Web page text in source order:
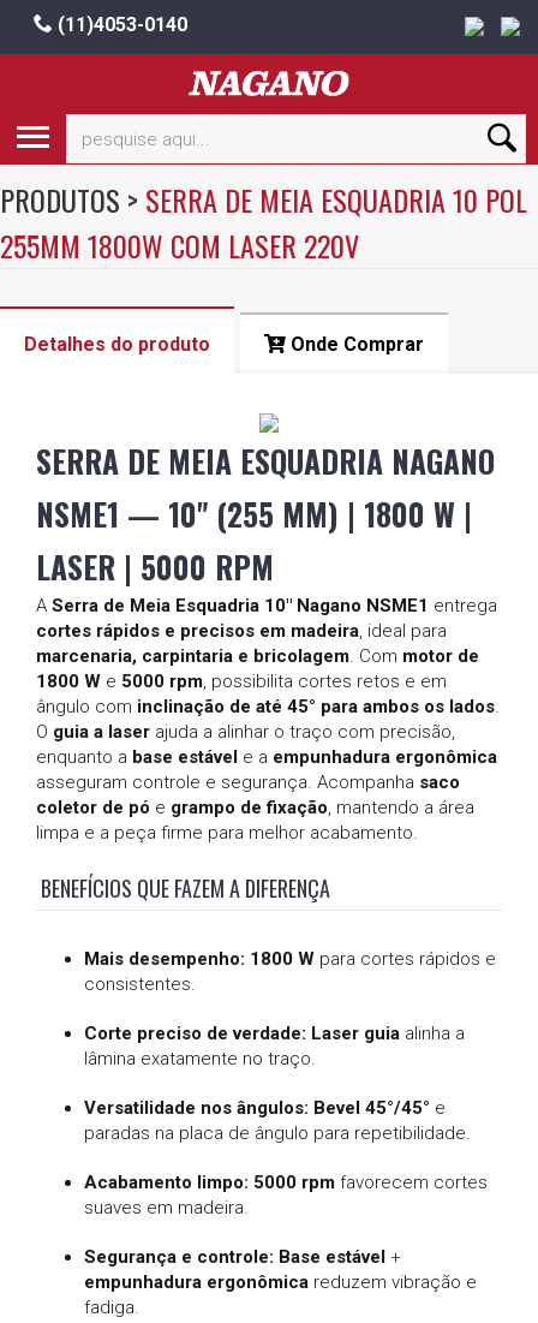
(11)4053-0140
PRODUTOS > SERRA DE MEIA ESQUADRIA 10 POL
255MM 1800W COM LASER 220V
Detalhes do produto Onde Comprar
SERRA DE MEIA ESQUADRIA NAGANO
NSME1 — 10" (255 MM) | 1800 W |
LASER | 5000 RPM
A Serra de Meia Esquadria 10" Nagano NSME1 entrega
cortes rápidos e precisos em madeira, ideal para
marcenaria, carpintaria e bricolagem. Com motor de
1800 W e 5000 rpm, possibilita cortes retos e em
ângulo com inclinação de até 45° para ambos os lados.
O guia a laser ajuda a alinhar o traço com precisão,
enquanto a base estável e a empunhadura ergonômica
asseguram controle e segurança. Acompanha saco
coletor de pó e grampo de fixação, mantendo a área
limpa e a peça firme para melhor acabamento.
BENEFÍCIOS QUE FAZEM A DIFERENÇA
Mais desempenho: 1800 W para cortes rápidos e
consistentes.
Corte preciso de verdade: Laser guia alinha a
lâmina exatamente no traço.
Versatilidade nos ângulos: Bevel 45°/45° e
paradas na placa de ângulo para repetibilidade.
Acabamento limpo: 5000 rpm favorecem cortes
suaves em madeira.
Segurança e controle: Base estável +
empunhadura ergonômica reduzem vibração e
fadiga.